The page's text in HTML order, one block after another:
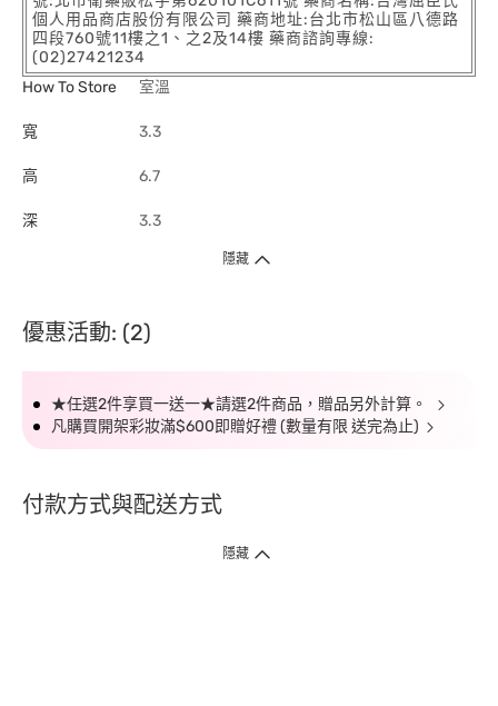
個人用品商店股份有限公司 藥商地址:台北市松山區八德路
四段760號11樓之1、之2及14樓 藥商諮詢專線:
(02)27421234
How To Store
室溫
寬 3.3
高 6.7
深 3.3
隱藏
優惠活動: (2)
★任選2件享買一送一★請選2件商品，贈品另外計算。
凡購買開架彩妝滿$600即贈好禮 (數量有限 送完為止)
付款方式與配送方式
隱藏